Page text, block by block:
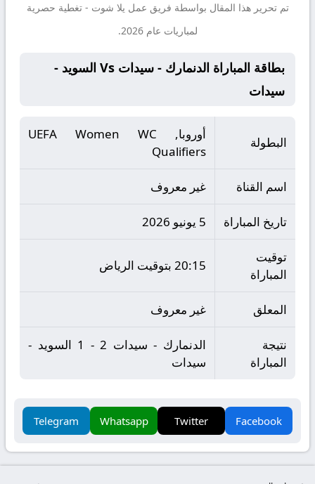
تم تحرير هذا المقال بواسطة فريق عمل يلا شوت - تغطية حصرية
لمباريات عام 2026.
بطاقة المباراة الدنمارك - سيدات Vs السويد -
سيدات
البطولة
أوروبا, UEFA Women WC
Qualifiers
اسم القناة غير معروف
تاريخ المباراة 5 يونيو 2026
توقيت
المباراة
20:15 بتوقيت الرياض
المعلق غير معروف
نتيجة
المباراة
الدنمارك - سيدات 2 - 1 السويد -
سيدات
Facebook
Twitter
Whatsapp
Telegram